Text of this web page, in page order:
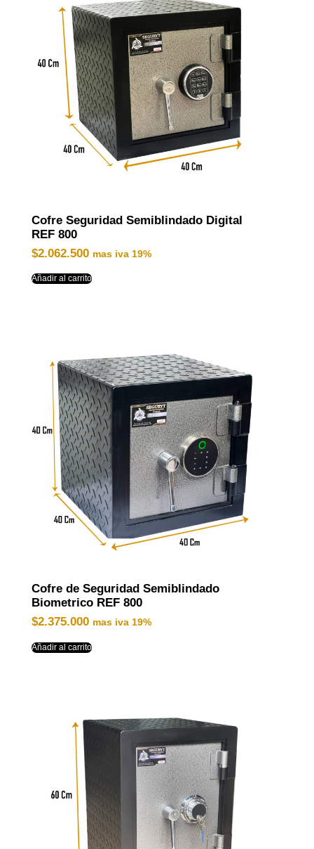
Cofre Seguridad Semiblindado Digital
REF 800
$2.062.500 mas iva 19%
Añadir al carrito
Cofre de Seguridad Semiblindado
Biometrico REF 800
$2.375.000 mas iva 19%
Añadir al carrito